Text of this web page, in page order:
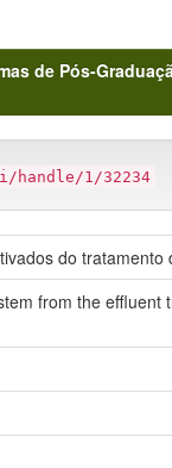
de Pós-
1/32234
do
from the effluent